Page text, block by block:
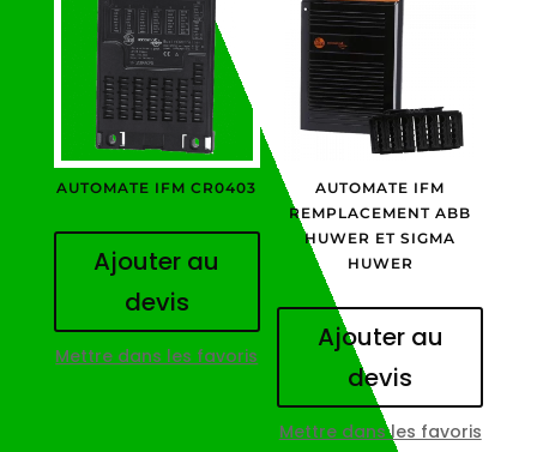
AUTOMATE IFM CR0403
Ajouter au
devis
Mettre dans les favoris
AUTOMATE IFM
REMPLACEMENT ABB
HUWER ET SIGMA
HUWER
Ajouter au
devis
Mettre dans les favoris